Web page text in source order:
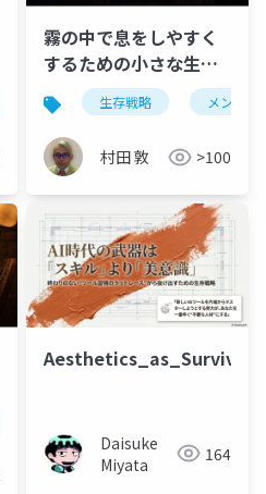
生成ai活用 ai活用
霧の中で息をしやすく
するための小さな生存
戦略 〜心が立ち止まっ
てしまった夜に〜
生存戦略 メンタル
村田 敦 >100
Aesthetics_as_Survival
Daisuke
Miyata
164